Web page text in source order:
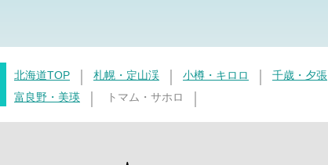
北海道TOP 札幌・定山渓 小樽・キロロ 千歳・夕張
富良野・美瑛
トマム・サホロ